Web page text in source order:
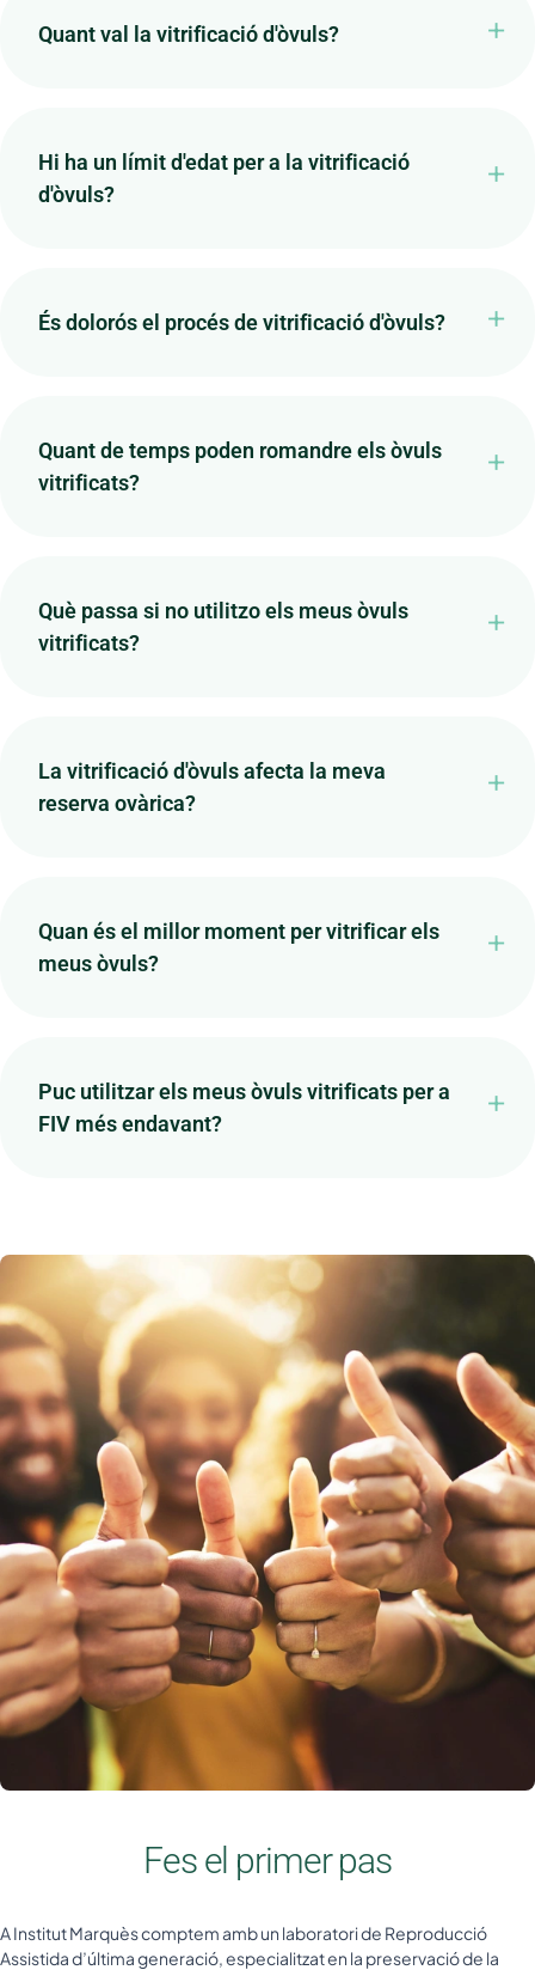
Quant val la vitrificació d'òvuls?
Hi ha un límit d'edat per a la vitrificació
d'òvuls?
És dolorós el procés de vitrificació d'òvuls?
Quant de temps poden romandre els òvuls
vitrificats?
Què passa si no utilitzo els meus òvuls
vitrificats?
La vitrificació d'òvuls afecta la meva
reserva ovàrica?
Quan és el millor moment per vitrificar els
meus òvuls?
Puc utilitzar els meus òvuls vitrificats per a
FIV més endavant?
Fes el primer pas
A Institut Marquès comptem amb un laboratori de Reproducció
Assistida d’última generació, especialitzat en la preservació de la